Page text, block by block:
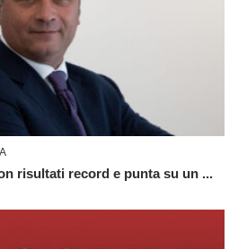
risultati record e punta su un ...